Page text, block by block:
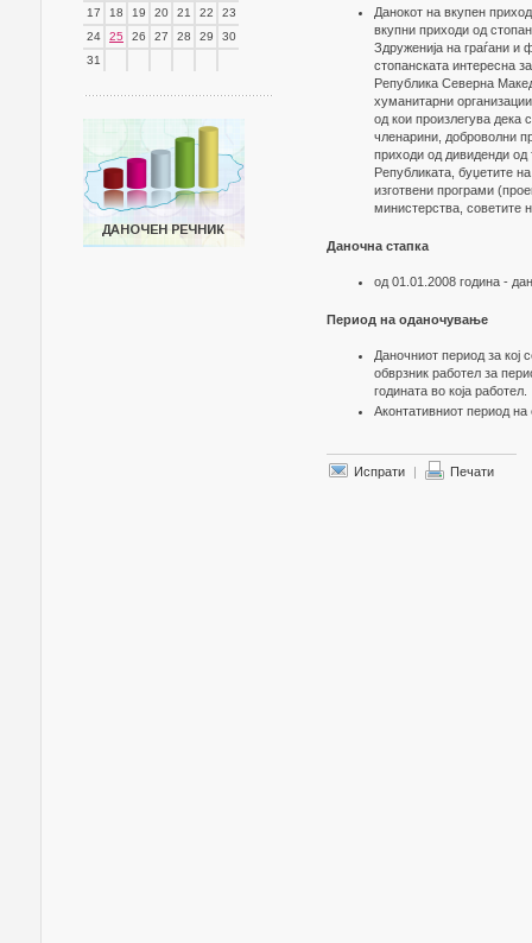
17
18 19 20 21 22
23
24
25 26 27 28 29
30
31
Данокот на вкупен
вкупни приходи од
Здруженија на граѓани и
стопанската интересна
Република Северна
хуманитарни
од кои произлегува дека
членарини, доброволни
приходи од дивиденди од
Републиката, буџетите
изготвени програми
министерства, советите
Даночна стапка
од 01.01.2008 година -
Период на оданочување
Даночниот период за кој
обврзник работел за
годината во која работел.
Аконтативниот период
Испрати | Печати